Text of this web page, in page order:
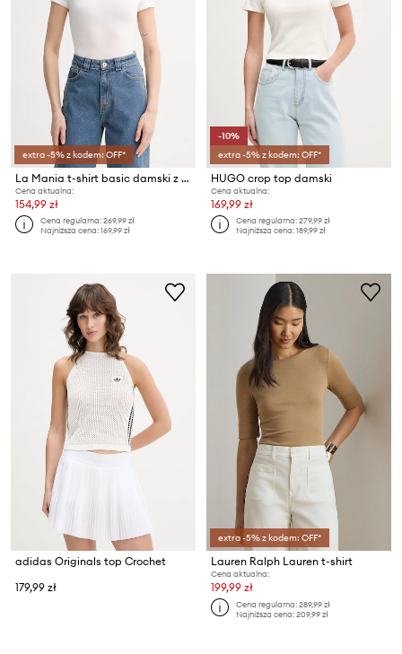
extra -5% z kodem: OFF*
La Mania t-shirt basic damski z modalu MEG
Cena aktualna:
154,99 zł
Cena regularna:269,99 zł
Najniższa cena:169,99 zł
-10%
extra -5% z kodem: OFF*
HUGO crop top damski
Cena aktualna:
169,99 zł
Cena regularna:279,99 zł
Najniższa cena:189,99 zł
adidas Originals top Crochet
179,99 zł
extra -5% z kodem: OFF*
Lauren Ralph Lauren t-shirt
Cena aktualna:
199,99 zł
Cena regularna:289,99 zł
Najniższa cena:209,99 zł